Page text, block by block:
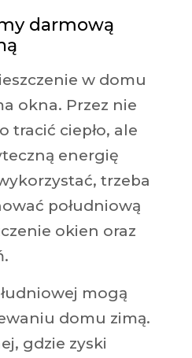
darmową
w domu
okna. Przez nie
tracić ciepło, ale
energię
trzeba
południową
okien oraz
mogą
domu zimą.
gdzie zyski